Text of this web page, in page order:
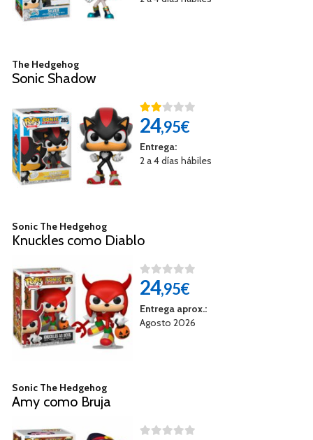
The Hedgehog
Sonic Shadow
24,95€
Entrega:
2 a 4 días hábiles
Sonic The Hedgehog
Knuckles como Diablo
24,95€
Entrega aprox.:
Agosto 2026
Sonic The Hedgehog
Amy como Bruja